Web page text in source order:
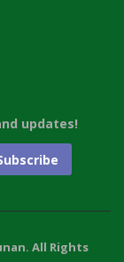
updates!
All Rights